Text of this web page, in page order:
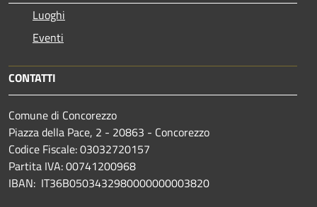
Luoghi
Eventi
CONTATTI
Comune di Concorezzo
Piazza della Pace, 2 - 20863 - Concorezzo
Codice Fiscale: 03032720157
Partita IVA: 00741200968
IBAN: IT36B0503432980000000003820